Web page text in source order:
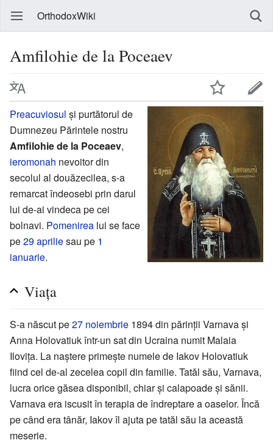
OrthodoxWiki
Amfilohie de la Poceaev
Preacuviosul și purtătorul de
Dumnezeu Părintele nostru
Amfilohie de la Poceaev,
ieromonah nevoitor din
secolul al douăzecilea, s-a
remarcat îndeosebi prin darul
lui de-ai vindeca pe cei
bolnavi. Pomenirea lui se face
pe29 apriliesau pe 1
ianuarie.
Viața
S-a născut pe27 noiembrie 1894 din părinții Varnava și
Anna Holovatiuk într-un sat din Ucraina numit Malaia
Ilovița. La naștere primește numele de Iakov Holovatiuk
fiind cel de-al zecelea copil din familie. Tatăl său, Varnava,
lucra orice găsea disponibil, chiar și calapoade și sănii.
Varnava era iscusit în terapia de îndreptare a oaselor. Încă
pe când era tânăr, Iakov îl ajuta pe tatăl său la această
meserie.